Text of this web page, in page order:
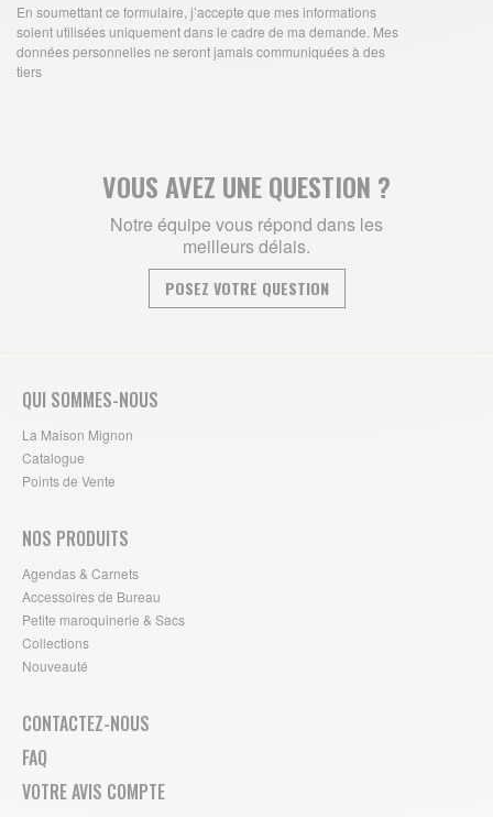
En soumettant ce formulaire, j’accepte que mes informations
soient utilisées uniquement dans le cadre de ma demande. Mes
données personnelles ne seront jamais communiquées à des
tiers
VOUS AVEZ UNE QUESTION ?
Notre équipe vous répond dans les
meilleurs délais.
POSEZ VOTRE QUESTION
QUI SOMMES-NOUS
La Maison Mignon
Catalogue
Points de Vente
NOS PRODUITS
Agendas & Carnets
Accessoires de Bureau
Petite maroquinerie & Sacs
Collections
Nouveauté
CONTACTEZ-NOUS
FAQ
VOTRE AVIS COMPTE